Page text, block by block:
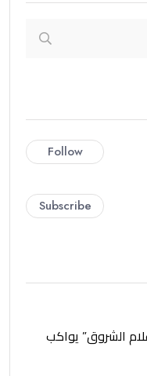
Follow
Subscribe
الشروق” يواكب